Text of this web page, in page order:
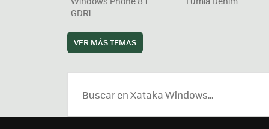
GDR1
VER MÁS TEMAS